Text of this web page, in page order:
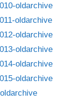
oldarchive
oldarchive
oldarchive
oldarchive
oldarchive
oldarchive